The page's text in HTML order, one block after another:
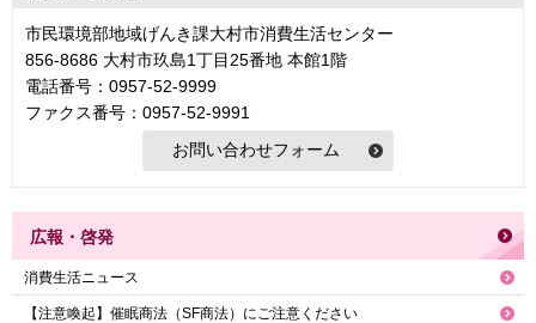
市民環境部地域げんき課大村市消費生活センター
856-8686 大村市玖島1丁目25番地 本館1階
電話番号：0957-52-9999
ファクス番号：0957-52-9991
広報・啓発
消費生活ニュース
【注意喚起】催眠商法（SF商法）にご注意ください